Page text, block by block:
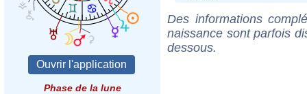
Phase de la lune
Des informations
naissance sont parfois
dessous.